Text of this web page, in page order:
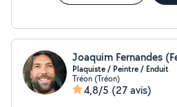
professionnel adapté. Petit jardinage : crédit d'impôt de
Joaquim Fernandes
Plaquiste / Peintre / Enduit
Tréon (Tréon)
4,8/5 (27 avis)